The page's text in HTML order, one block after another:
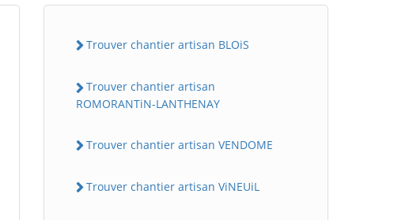
Trouver chantier artisan BLOiS
Trouver chantier artisan
ROMORANTiN-LANTHENAY
Trouver chantier artisan VENDOME
Trouver chantier artisan ViNEUiL